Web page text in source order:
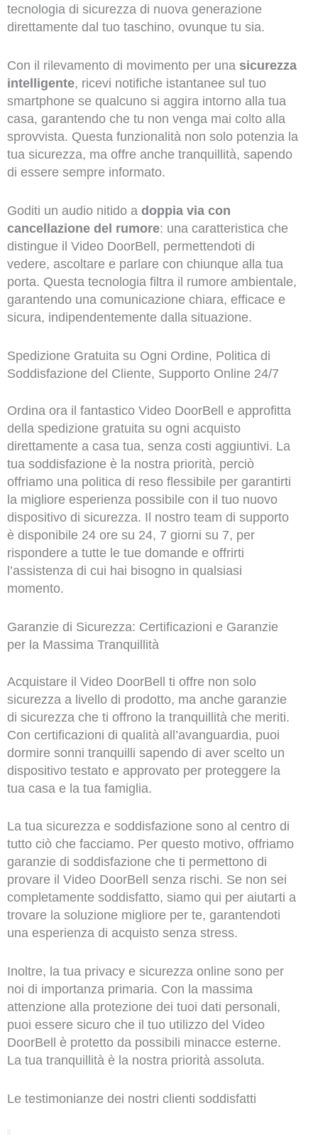
tecnologia di sicurezza di nuova generazione
direttamente dal tuo taschino, ovunque tu sia.
Con il rilevamento di movimento per una sicurezza
intelligente, ricevi notifiche istantanee sul tuo
smartphone se qualcuno si aggira intorno alla tua
casa, garantendo che tu non venga mai colto alla
sprovvista. Questa funzionalità non solo potenzia la
tua sicurezza, ma offre anche tranquillità, sapendo
di essere sempre informato.
Goditi un audio nitido a doppia via con
cancellazione del rumore: una caratteristica che
distingue il Video DoorBell, permettendoti di
vedere, ascoltare e parlare con chiunque alla tua
porta. Questa tecnologia filtra il rumore ambientale,
garantendo una comunicazione chiara, efficace e
sicura, indipendentemente dalla situazione.
Spedizione Gratuita su Ogni Ordine, Politica di
Soddisfazione del Cliente, Supporto Online 24/7
Ordina ora il fantastico Video DoorBell e approfitta
della spedizione gratuita su ogni acquisto
direttamente a casa tua, senza costi aggiuntivi. La
tua soddisfazione è la nostra priorità, perciò
offriamo una politica di reso flessibile per garantirti
la migliore esperienza possibile con il tuo nuovo
dispositivo di sicurezza. Il nostro team di supporto
è disponibile 24 ore su 24, 7 giorni su 7, per
rispondere a tutte le tue domande e offrirti
l’assistenza di cui hai bisogno in qualsiasi
momento.
Garanzie di Sicurezza: Certificazioni e Garanzie
per la Massima Tranquillità
Acquistare il Video DoorBell ti offre non solo
sicurezza a livello di prodotto, ma anche garanzie
di sicurezza che ti offrono la tranquillità che meriti.
Con certificazioni di qualità all’avanguardia, puoi
dormire sonni tranquilli sapendo di aver scelto un
dispositivo testato e approvato per proteggere la
tua casa e la tua famiglia.
La tua sicurezza e soddisfazione sono al centro di
tutto ciò che facciamo. Per questo motivo, offriamo
garanzie di soddisfazione che ti permettono di
provare il Video DoorBell senza rischi. Se non sei
completamente soddisfatto, siamo qui per aiutarti a
trovare la soluzione migliore per te, garantendoti
una esperienza di acquisto senza stress.
Inoltre, la tua privacy e sicurezza online sono per
noi di importanza primaria. Con la massima
attenzione alla protezione dei tuoi dati personali,
puoi essere sicuro che il tuo utilizzo del Video
DoorBell è protetto da possibili minacce esterne.
La tua tranquillità è la nostra priorità assoluta.
Le testimonianze dei nostri clienti soddisfatti